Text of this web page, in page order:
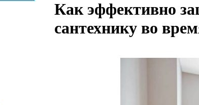
Как эффективно
сантехнику во